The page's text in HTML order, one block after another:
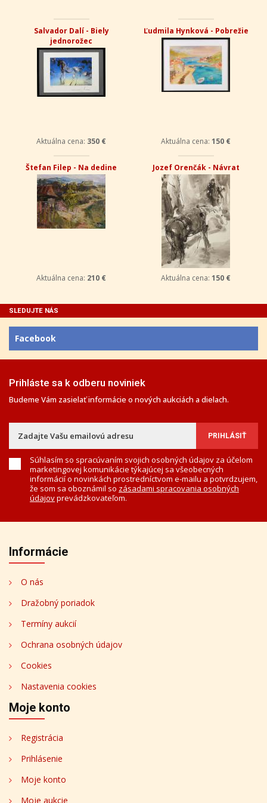
Salvador Dalí - Biely
jednorožec
Aktuálna cena: 350 €
Ľudmila Hynková - Pobrežie
Aktuálna cena: 150 €
Štefan Filep - Na dedine
Aktuálna cena: 210 €
Jozef Orenčák - Návrat
Aktuálna cena: 150 €
SLEDUJTE NÁS
Facebook
Prihláste sa k odberu noviniek
Budeme Vám zasielať informácie o nových aukciách a dielach.
Súhlasím so spracúvaním svojich osobných údajov za účelom
marketingovej komunikácie týkajúcej sa všeobecných
informácií o novinkách prostredníctvom e-mailu a potvrdzujem,
že som sa oboznámil so zásadami spracovania osobných
údajovprevádzkovateľom.
Informácie
O nás
Dražobný poriadok
Termíny aukcií
Ochrana osobných údajov
Cookies
Nastavenia cookies
Moje konto
Registrácia
Prihlásenie
Moje konto
Moje aukcie